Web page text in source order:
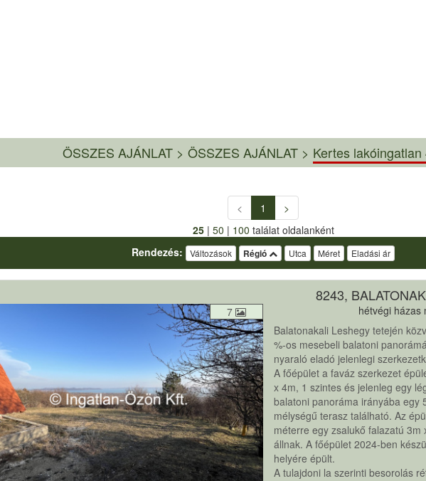
ÖSSZES AJÁNLAT> ÖSSZES AJÁNLAT > Kertes lakóingatlan
< 1
>
25| 50 | 100 találat oldalanként
Rendezés:
Változások Régió Utca Méret Eladási ár
7
8243,
hétvégi házas
Balatonakali Leshegy tetején
%-os mesebeli balatoni
nyaraló eladó jelenlegi
A főépület a faváz szerkezet
x 4m, 1 szintes és jelenleg egy
balatoni panoráma irányába egy
mélységű terasz található. Az
méterre egy zsalukő falazatú 3m
állnak. A főépület 2024-ben
helyére épült.
A tulajdoni la szerinti besorolás